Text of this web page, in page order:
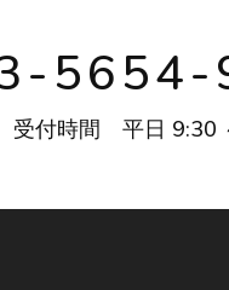
5654-
受付時間 平日 9:30